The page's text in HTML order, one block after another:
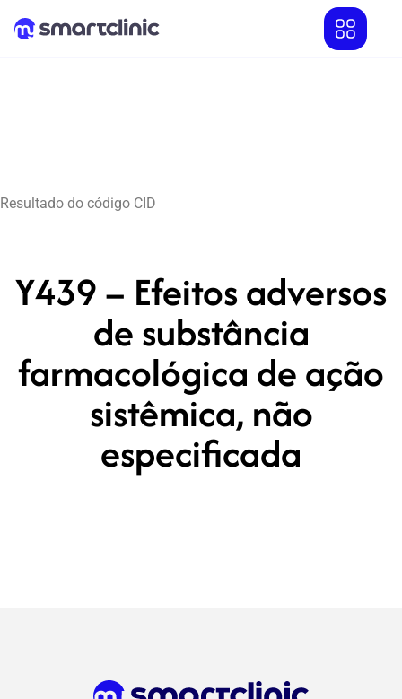
Resultado do código CID
Y439 – Efeitos adversos
de substância
farmacológica de ação
sistêmica, não
especificada